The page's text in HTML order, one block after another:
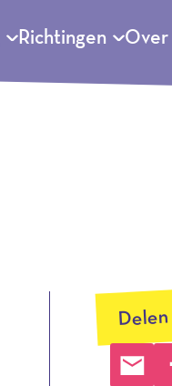
Richtingen Over
Delen